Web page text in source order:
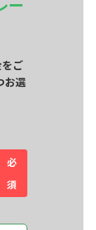
ご
お選
必
須